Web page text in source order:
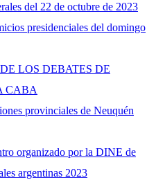
del 22 de octubre de 2023
presidenciales del domingo
LOS DEBATES DE
CABA
provinciales de Neuquén
organizado por la DINE de
argentinas 2023